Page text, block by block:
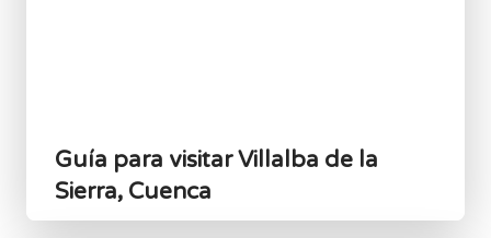
Guía para visitar Villalba de la
Sierra, Cuenca